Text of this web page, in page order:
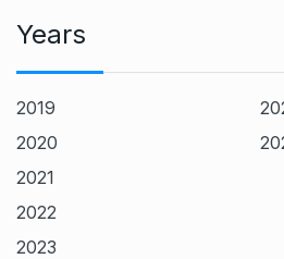
Years
2019
2020
2021
2022
2023